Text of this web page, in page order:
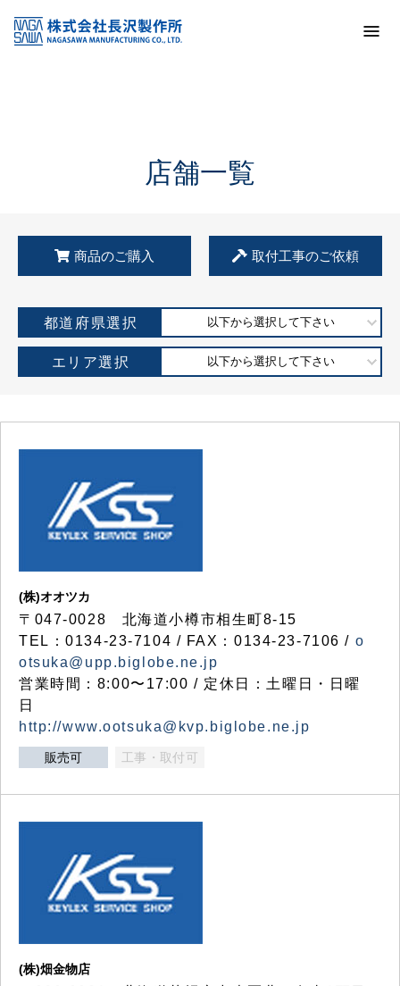
KSS加盟店・取扱店情報
店舗一覧
店舗一覧
商品のご購入 取付工事のご依頼
都道府県選択 以下から選択して下さい
エリア選択 以下から選択して下さい
(株)オオツカ
〒047-0028 北海道小樽市相生町8-15
TEL：0134-23-7104 / FAX：0134-23-7106 / o
otsuka@upp.biglobe.ne.jp
営業時間：8:00〜17:00 / 定休日：土曜日・日曜
日
http://www.ootsuka@kvp.biglobe.ne.jp
販売可 工事・取付可
(株)畑金物店